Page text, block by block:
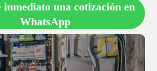
inmediato una cotización en
WhatsApp